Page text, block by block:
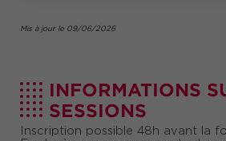
Mis à jour le 09/06/2026
INFORMATIONS
SESSIONS
Inscription possible 48h avant la